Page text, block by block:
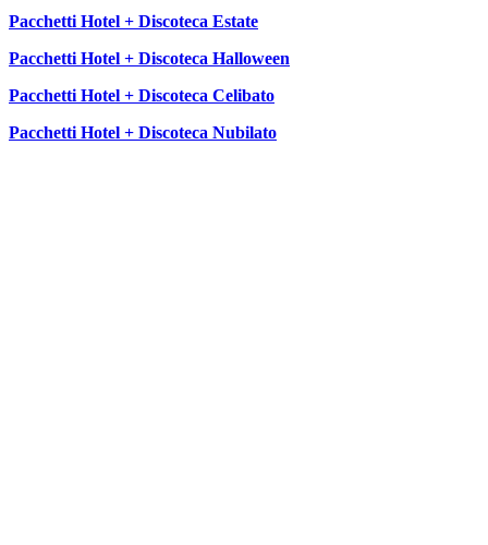
Pacchetti Hotel + Discoteca Estate
Pacchetti Hotel + Discoteca Halloween
Pacchetti Hotel + Discoteca Celibato
Pacchetti Hotel + Discoteca Nubilato